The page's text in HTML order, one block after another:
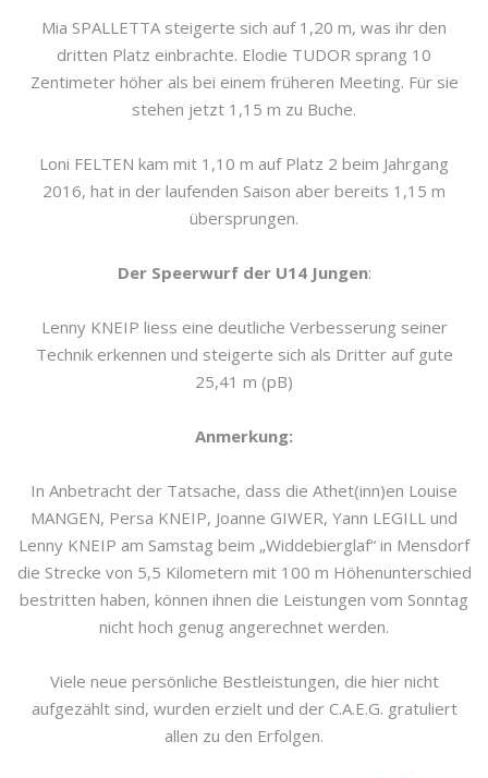
Mia SPALLETTA steigerte sich auf 1,20 m, was ihr den
dritten Platz einbrachte. Elodie TUDOR sprang 10
Zentimeter höher als bei einem früheren Meeting. Für sie
stehen jetzt 1,15 m zu Buche.
Loni FELTEN kam mit 1,10 m auf Platz 2 beim Jahrgang
2016, hat in der laufenden Saison aber bereits 1,15 m
übersprungen.
Der Speerwurf der U14 Jungen:
Lenny KNEIP liess eine deutliche Verbesserung seiner
Technik erkennen und steigerte sich als Dritter auf gute
25,41 m (pB)
Anmerkung:
In Anbetracht der Tatsache, dass die Athet(inn)en Louise
MANGEN, Persa KNEIP, Joanne GIWER, Yann LEGILL und
Lenny KNEIP am Samstag beim „Widdebierglaf“ in Mensdorf
die Strecke von 5,5 Kilometern mit 100 m Höhenunterschied
bestritten haben, können ihnen die Leistungen vom Sonntag
nicht hoch genug angerechnet werden.
Viele neue persönliche Bestleistungen, die hier nicht
aufgezählt sind, wurden erzielt und der C.A.E.G. gratuliert
allen zu den Erfolgen.